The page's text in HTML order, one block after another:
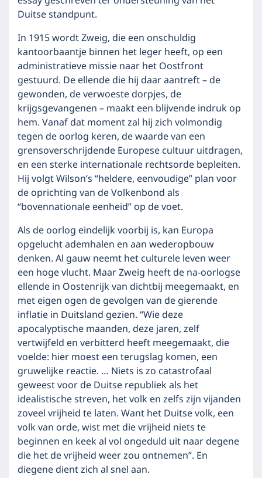
Duitse standpunt.
In 1915 wordt Zweig, die een onschuldig
kantoorbaantje binnen het leger heeft, op een
administratieve missie naar het Oostfront
gestuurd. De ellende die hij daar aantreft – de
gewonden, de verwoeste dorpjes, de
krijgsgevangenen – maakt een blijvende indruk op
hem. Vanaf dat moment zal hij zich volmondig
tegen de oorlog keren, de waarde van een
grensoverschrijdende Europese cultuur uitdragen,
en een sterke internationale rechtsorde bepleiten.
Hij volgt Wilson’s “heldere, eenvoudige” plan voor
de oprichting van de Volkenbond als
“bovennationale eenheid” op de voet.
Als de oorlog eindelijk voorbij is, kan Europa
opgelucht ademhalen en aan wederopbouw
denken. Al gauw neemt het culturele leven weer
een hoge vlucht. Maar Zweig heeft de na-oorlogse
ellende in Oostenrijk van dichtbij meegemaakt, en
met eigen ogen de gevolgen van de gierende
inflatie in Duitsland gezien. “Wie deze
apocalyptische maanden, deze jaren, zelf
vertwijfeld en verbitterd heeft meegemaakt, die
voelde: hier moest een terugslag komen, een
gruwelijke reactie. … Niets is zo catastrofaal
geweest voor de Duitse republiek als het
idealistische streven, het volk en zelfs zijn vijanden
zoveel vrijheid te laten. Want het Duitse volk, een
volk van orde, wist met die vrijheid niets te
beginnen en keek al vol ongeduld uit naar degene
die het de vrijheid weer zou ontnemen”. En
diegene dient zich al snel aan.